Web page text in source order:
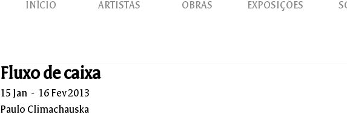
INÍCIO ARTISTAS OBRAS EXPOSIÇÕES
Fluxo de caixa
15 Jan  -  16 Fev 2013
Paulo Climachauska